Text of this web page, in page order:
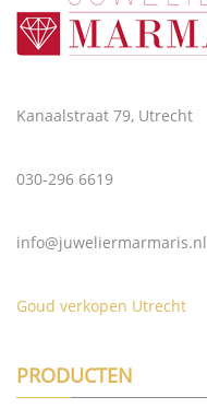
Kanaalstraat 79, Utrecht
030-296 6619
info@juweliermarmaris.nl
Goud verkopen Utrecht
PRODUCTEN